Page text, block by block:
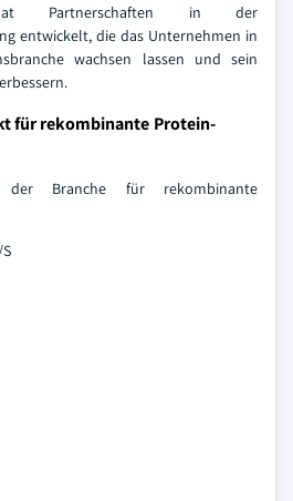
Partnerschaften in der
entwickelt, die das Unternehmen in
wachsen lassen und sein
für rekombinante Protein-
Branche für rekombinante